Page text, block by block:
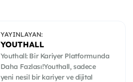
YAYINLAYAN:
YOUTHALL
Youthall: Bir Kariyer Platformunda
Daha Fazlası!Youthall, sadece
yeni nesil bir kariyer ve dijital